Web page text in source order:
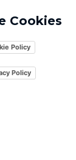
Cookies
Policy
Policy